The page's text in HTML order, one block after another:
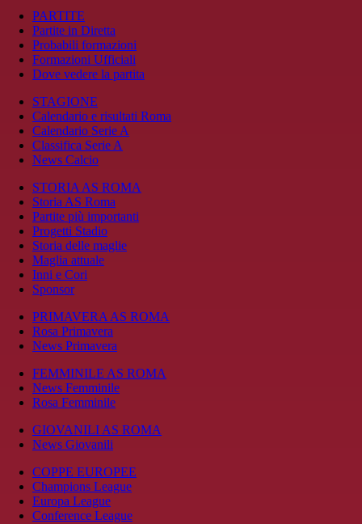
PARTITE
Partite in Diretta
Probabili formazioni
Formazioni Ufficiali
Dove vedere la partita
STAGIONE
Calendario e risultati Roma
Calendario Serie A
Classifica Serie A
News Calcio
STORIA AS ROMA
Storia AS Roma
Partite più importanti
Progetti Stadio
Storia delle maglie
Maglia attuale
Inni e Cori
Sponsor
PRIMAVERA AS ROMA
Rosa Primavera
News Primavera
FEMMINILE AS ROMA
News Femminile
Rosa Femminile
GIOVANILI AS ROMA
News Giovanili
COPPE EUROPEE
Champions League
Europa League
Conference League